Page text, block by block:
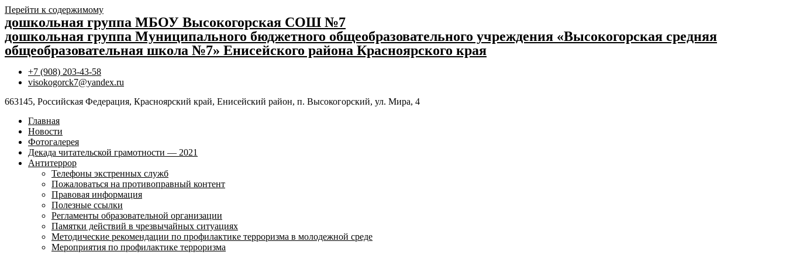
Перейти к содержимому
дошкольная группа МБОУ Высокогорская СОШ №7
дошкольная группа Муниципального бюджетного общеобразовательного учреждения «Высокогорская средняя
общеобразовательная школа №7» Енисейского района Красноярского края
+7 (908) 203-43-58
visokogorck7@yandex.ru
663145, Российская Федерация, Красноярский край, Енисейский район, п. Высокогорский, ул. Мира, 4
Главная
Новости
Фотогалерея
Декада читательской грамотности — 2021
Антитеррор
Телефоны экстренных служб
Пожаловаться на противоправный контент
Правовая информация
Полезные ссылки
Регламенты образовательной организации
Памятки действий в чрезвычайных ситуациях
Методические рекомендации по профилактике терроризма в молодежной среде
Мероприятия по профилактике терроризма